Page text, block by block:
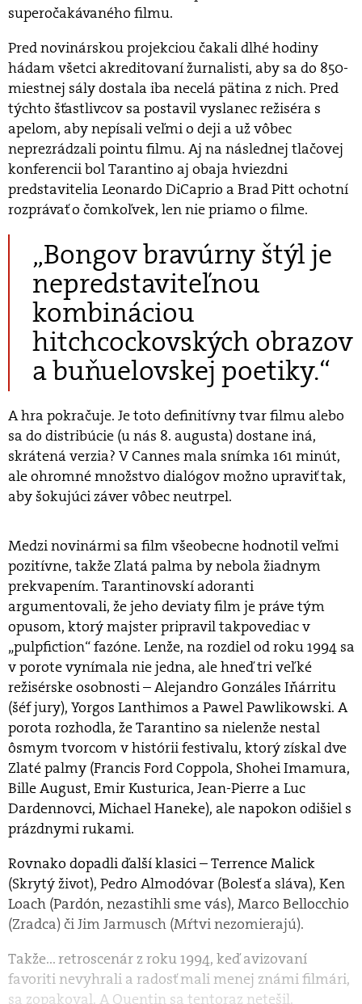
superočakávaného filmu.
Pred novinárskou projekciou čakali dlhé hodiny
hádam všetci akreditovaní žurnalisti, aby sa do 850-
miestnej sály dostala iba necelá pätina z nich. Pred
týchto šťastlivcov sa postavil vyslanec režiséra s
apelom, aby nepísali veľmi o deji a už vôbec
neprezrádzali pointu filmu. Aj na následnej tlačovej
konferencii bol Tarantino aj obaja hviezdni
predstavitelia Leonardo DiCaprio a Brad Pitt ochotní
rozprávať o čomkoľvek, len nie priamo o filme.
„Bongov bravúrny štýl je
nepredstaviteľnou
kombináciou
hitchcockovských obrazov
a buňuelovskej poetiky.“
A hra pokračuje. Je toto definitívny tvar filmu alebo
sa do distribúcie (u nás 8. augusta) dostane iná,
skrátená verzia? V Cannes mala snímka 161 minút,
ale ohromné množstvo dialógov možno upraviť tak,
aby šokujúci záver vôbec neutrpel.
Medzi novinármi sa film všeobecne hodnotil veľmi
pozitívne, takže Zlatá palma by nebola žiadnym
prekvapením. Tarantinovskí adoranti
argumentovali, že jeho deviaty film je práve tým
opusom, ktorý majster pripravil takpovediac v
„pulpfiction“ fazóne. Lenže, na rozdiel od roku 1994 sa
v porote vynímala nie jedna, ale hneď tri veľké
režisérske osobnosti – Alejandro Gonzáles Iňárritu
(šéf jury), Yorgos Lanthimos a Pawel Pawlikowski. A
porota rozhodla, že Tarantino sa nielenže nestal
ôsmym tvorcom v histórii festivalu, ktorý získal dve
Zlaté palmy (Francis Ford Coppola, Shohei Imamura,
Bille August, Emir Kusturica, Jean-Pierre a Luc
Dardennovci, Michael Haneke), ale napokon odišiel s
prázdnymi rukami.
Rovnako dopadli ďalší klasici – Terrence Malick
(Skrytý život), Pedro Almodóvar (Bolesť a sláva), Ken
Loach (Pardón, nezastihli sme vás), Marco Bellocchio
(Zradca) či Jim Jarmusch (Mŕtvi nezomierajú).
Takže... retroscenár z roku 1994, keď avizovaní
favoriti nevyhrali a radosť mali menej známi filmári,
sa zopakoval. A Quentin sa tentoraz netešil.